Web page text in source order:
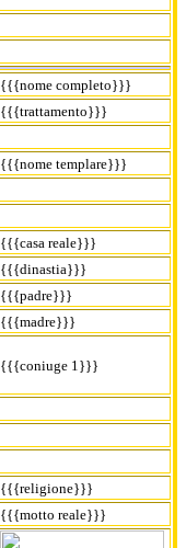
{{{nome completo}}}
{{{trattamento}}}
{{{nome templare}}}
{{{casa reale}}}
{{{dinastia}}}
{{{padre}}}
{{{madre}}}
{{{coniuge 1}}}
{{{religione}}}
{{{motto reale}}}